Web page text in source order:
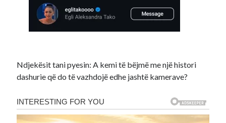
Ndjekësit tani pyesin: A kemi të bëjmë me një histori
dashurie që do të vazhdojë edhe jashtë kamerave?